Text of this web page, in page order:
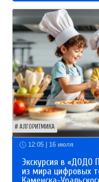
АЛГОРИТМИКА
12:05 | 16 июля
Экскурсия в «ДОДО
из мира цифровых